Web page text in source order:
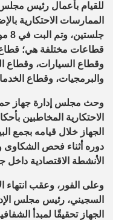
للقيام بأعمال رئيس مجلس
الممارسات الاحتكارية
قطاعات مختلفة هي؛
وقطاع السيارات، وقطاع
والبرمجيات، وقطاع
وحث مجلس إدارة جهاز
الاحتكارية المخاطبين
الجهاز خلال قيامه بجمع
دوره أثناء فحص الشكاوى
الأنشطة الاقتصادية داخل
وعلى الفور، وعقب انتهاء
السجيني، رئيس مجلس
الجهاز تحقيقًا لمبدأ